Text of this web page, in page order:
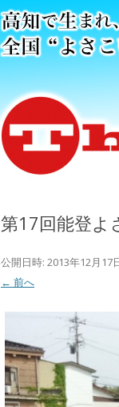
第17回能登よ
公開日時: 2013年12月17
← 前へ